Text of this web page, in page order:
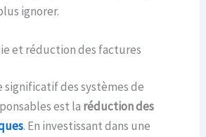
ignorer.
et réduction des factures
significatif des systèmes de
est la réduction des
. En investissant dans une